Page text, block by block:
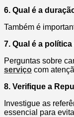
6. Qual é a
Também é
7. Qual é a
Perguntas sobre
serviço com
8. Verifique a
Investigue as
essencial para